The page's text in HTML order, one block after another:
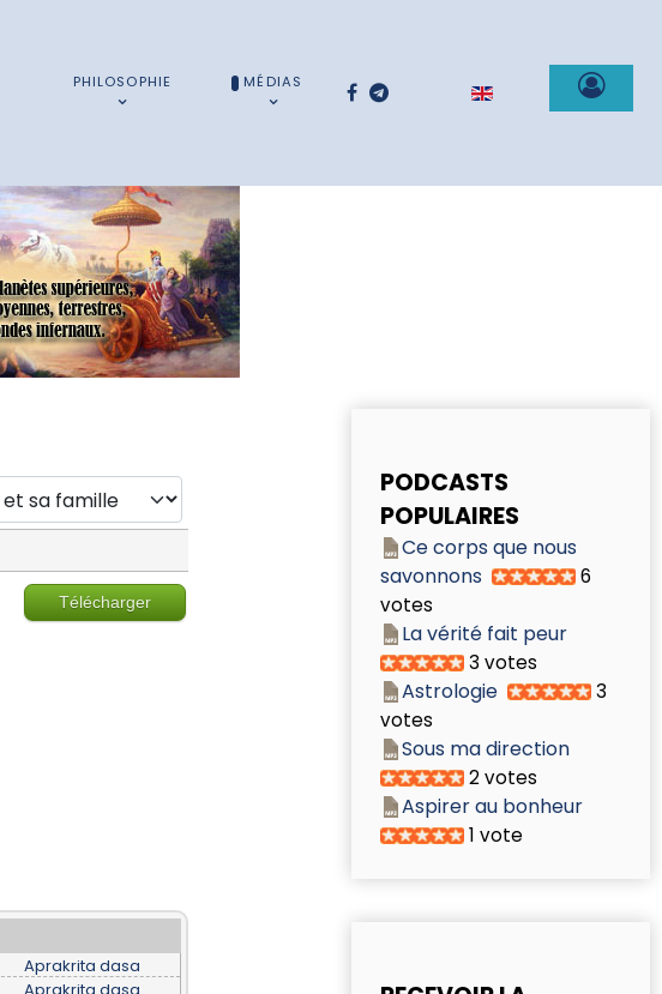
PHILOSOPHIE MÉDIAS Sélectionnez votre
Télécharger
Aprakrita dasa
PODCASTS
POPULAIRES
Ce corps que nous
savonnons
6
votes
La vérité fait peur
3 votes
Astrologie
3
votes
Sous ma direction
2 votes
Aspirer au bonheur
1 vote